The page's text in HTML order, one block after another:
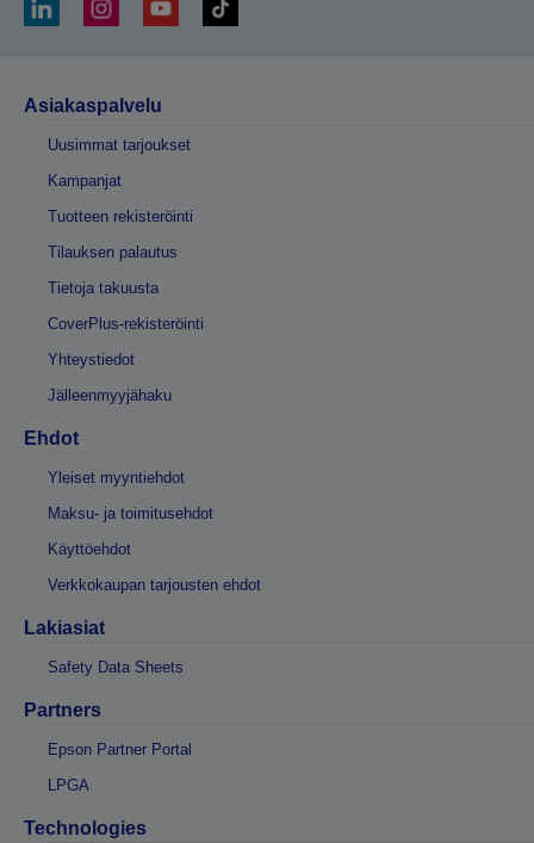
Asiakaspalvelu
Uusimmat tarjoukset
Kampanjat
Tuotteen rekisteröinti
Tilauksen palautus
Tietoja takuusta
CoverPlus-rekisteröinti
Yhteystiedot
Jälleenmyyjähaku
Ehdot
Yleiset myyntiehdot
Maksu- ja toimitusehdot
Käyttöehdot
Verkkokaupan tarjousten ehdot
Lakiasiat
Safety Data Sheets
Partners
Epson Partner Portal
LPGA
Technologies